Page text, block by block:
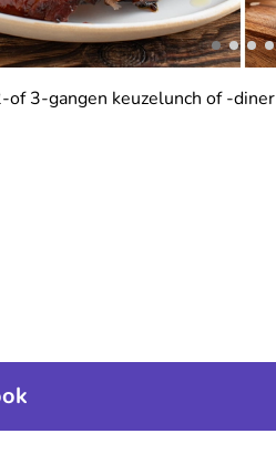
of 3-gangen keuzelunch of -diner